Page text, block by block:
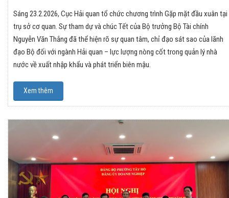
Sáng 23.2.2026, Cục Hải quan tổ chức chương trình Gặp mặt đầu xuân tại
trụ sở cơ quan. Sự tham dự và chúc Tết của Bộ trưởng Bộ Tài chính
Nguyễn Văn Thắng đã thể hiện rõ sự quan tâm, chỉ đạo sát sao của lãnh
đạo Bộ đối với ngành Hải quan – lực lượng nòng cốt trong quản lý nhà
nước về xuất nhập khẩu và phát triển biên mậu.
Xem thêm